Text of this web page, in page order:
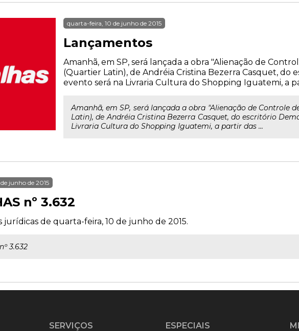
quarta-feira, 10 de junho de 2015
Lançamentos
Amanhã, em SP, será lançada a obra "Alienação de
(Quartier Latin), de Andréia Cristina Bezerra Casquet, do
evento será na Livraria Cultura do Shopping Iguatemi, a
Amanhã, em SP, será lançada a obra "Alienação de Controle
Latin), de Andréia Cristina Bezerra Casquet, do escritório
Livraria Cultura do Shopping Iguatemi, a partir das ...
junho de 2015
nº 3.632
jurídicas de quarta-feira, 10 de junho de 2015.
3.632
SERVIÇOS
ESPECIAIS